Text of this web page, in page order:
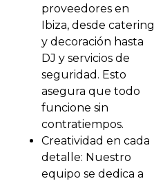
proveedores en
Ibiza, desde catering
y decoración hasta
DJ y servicios de
seguridad. Esto
asegura que todo
funcione sin
contratiempos.
Creatividad en cada
detalle: Nuestro
equipo se dedica a